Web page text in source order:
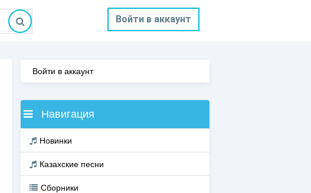
Войти в аккаунт
Войти в аккаунт
Навигация
Новинки
Казахские песни
Сборники